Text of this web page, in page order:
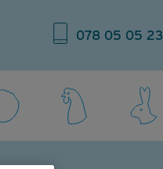
078 05 05 23